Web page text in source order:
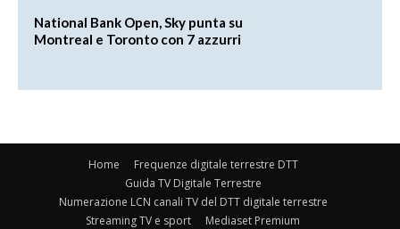
National Bank Open, Sky punta su
Montreal e Toronto con 7 azzurri
Home
Frequenze digitale terrestre DTT
Guida TV Digitale Terrestre
Numerazione LCN canali TV del DTT digitale terrestre
Streaming TV e sport
Mediaset Premium